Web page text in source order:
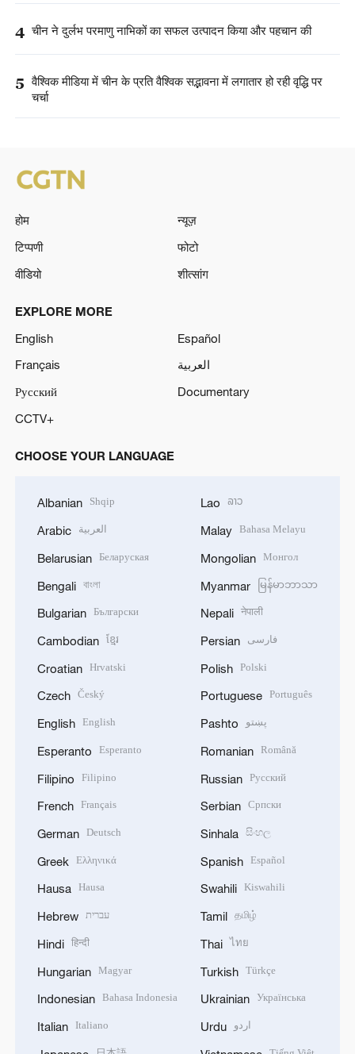
4 चीन ने दुर्लभ परमाणु नाभिकों का सफल उत्पादन किया और पहचान की
5 वैश्विक मीडिया में चीन के प्रति वैश्विक सद्भावना में लगातार हो रही वृद्धि पर
चर्चा
होम
न्यूज़
टिप्पणी
फोटो
वीडियो
शीत्सांग
EXPLORE MORE
English
Español
Français
العربية
Русский
Documentary
CCTV+
CHOOSE YOUR LANGUAGE
Albanian Shqip
Arabic العربية
Belarusian Беларуская
Bengali বাংলা
Bulgarian Български
Cambodian ខ្មែរ
Croatian Hrvatski
Czech Český
English English
Esperanto Esperanto
Filipino Filipino
French Français
German Deutsch
Greek Ελληνικά
Hausa Hausa
Hebrew עברית
Hindi हिन्दी
Hungarian Magyar
Indonesian Bahasa Indonesia
Italian Italiano
Lao ລາວ
Malay Bahasa Melayu
Mongolian Монгол
Myanmar မြန်မာဘာသာ
Nepali नेपाली
Persian فارسی
Polish Polski
Portuguese Português
Pashto پښتو
Romanian Română
Russian Русский
Serbian Српски
Sinhala සිංහල
Spanish Español
Swahili Kiswahili
Tamil தமிழ்
Thai ไทย
Turkish Türkçe
Ukrainian Українська
Urdu اردو